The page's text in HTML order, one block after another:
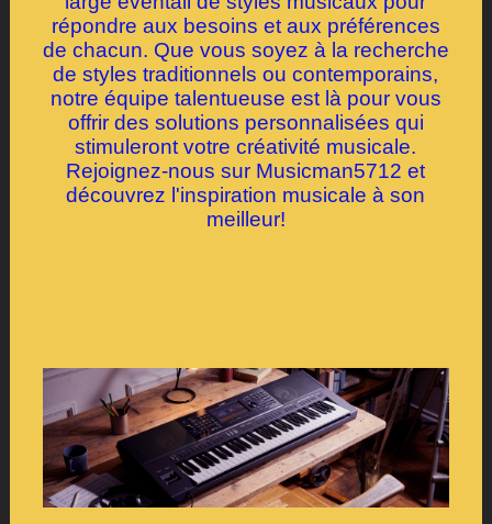
répondre aux besoins et aux préférences
de chacun. Que vous soyez à la recherche
de styles traditionnels ou contemporains,
notre équipe talentueuse est là pour vous
offrir des solutions personnalisées qui
stimuleront votre créativité musicale.
Rejoignez-nous sur Musicman5712 et
découvrez l'inspiration musicale à son
meilleur!